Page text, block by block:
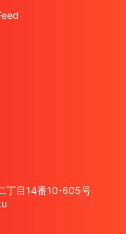
丁目14番10-605号